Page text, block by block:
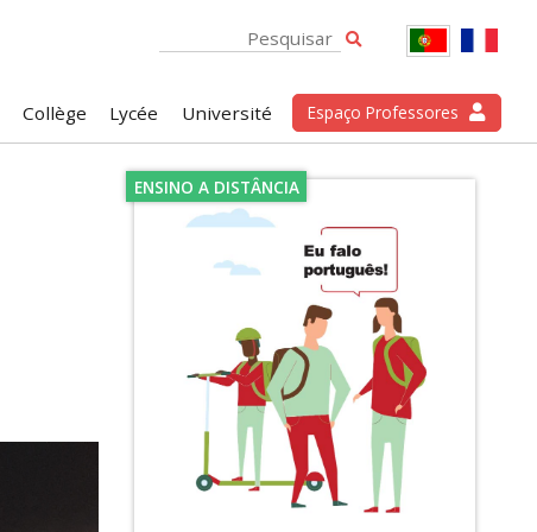
Collège Lycée Université Espaço Professores
ENSINO A DISTÂNCIA